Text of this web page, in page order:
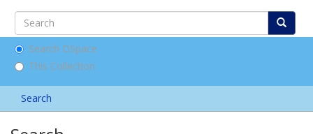
Search DSpace
This Collection
Search